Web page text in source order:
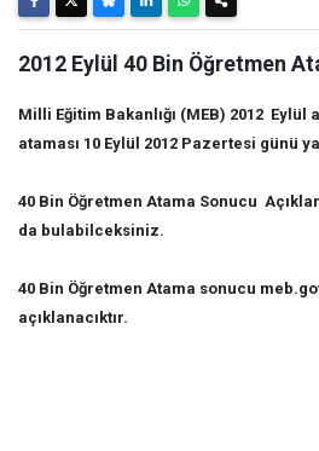
2012 Eylül 40 Bin Öğretmen
Milli Eğitim Bakanlığı (MEB) 2012 Eylül
ataması 10 Eylül 2012 Pazertesi günü
40 Bin Öğretmen Atama Sonucu
da bulabilceksiniz.
40 Bin Öğretmen Atama sonucu
açıklanacıktır.